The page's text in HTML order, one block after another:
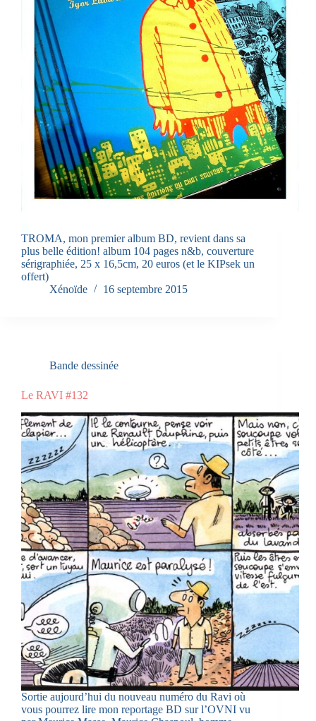
TROMA, mon premier album BD, revient dans sa
plus belle édition! album 104 pages n&b, couverture
sérigraphiée, 25 x 16,5cm, 20 euros (et le KIPsek un
offert)
Xénoïde
16 septembre 2015
Bande dessinée
Le RAVI #132
Sortie aujourd’hui du nouveau numéro du Ravi où
vous pourrez lire mon reportage BD sur l’OVNI vu